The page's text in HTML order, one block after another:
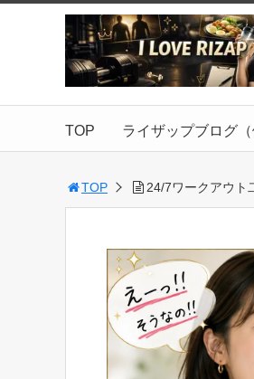
TOP ライザップブログ（
TOP 24/7ワークアウト